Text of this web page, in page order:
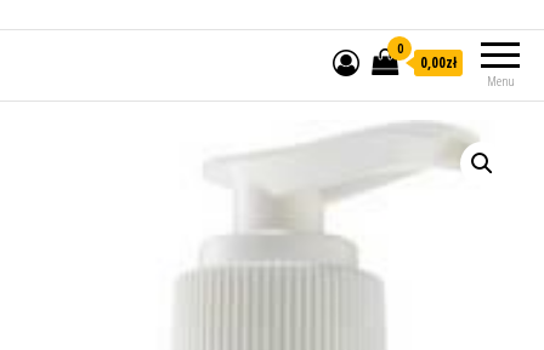
Menu
0
0,00zł